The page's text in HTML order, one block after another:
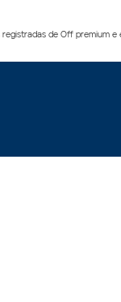
de Off premium